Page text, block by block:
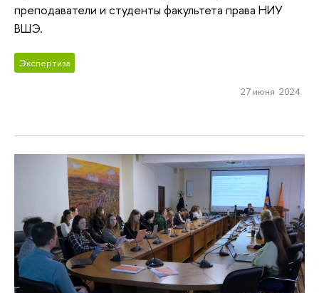
преподаватели и студенты факультета права НИУ
ВШЭ.
Экспертиза
27 июня 2024